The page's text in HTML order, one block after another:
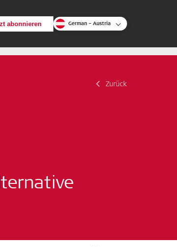
abonnieren German – Austria
SucheZurück